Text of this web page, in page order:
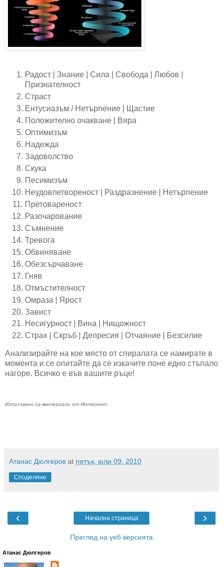
Радост | Знание | Сила | Свобода | Любов |
Признателност
Страст
Ентусиазъм / Нетърпение | Щастие
Положително очакване | Вяра
Оптимизъм
Надежда
Задоволство
Скука
Песимизъм
Неудовлетвореност | Раздразнение | Нетърпение
Претовареност
Разочарование
Съмнение
Тревога
Обвиняване
Обезсърчаване
Гняв
Отмъстителност
Омраза | Ярост
Завист
Несигурност | Вина | Нищожност
Страх | Скръб | Депресия | Отчаяние | Безсилие
Анализирайте на кое място от спиралата се намирате в
момента и се опитайте да се изкачите поне едно стъпало
нагоре. Всичко е във вашите ръце!
Използвани са материали от Интернет.
Атанас Дюлгеров at петък, юли 09, 2010
Споделяне
‹ ›
Начална страница
Преглед на уеб версията
Атанас Дюлгеров